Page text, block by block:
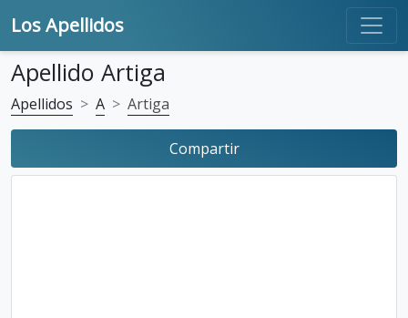
Los Apellidos
Apellido Artiga
Apellidos A Artiga
Compartir